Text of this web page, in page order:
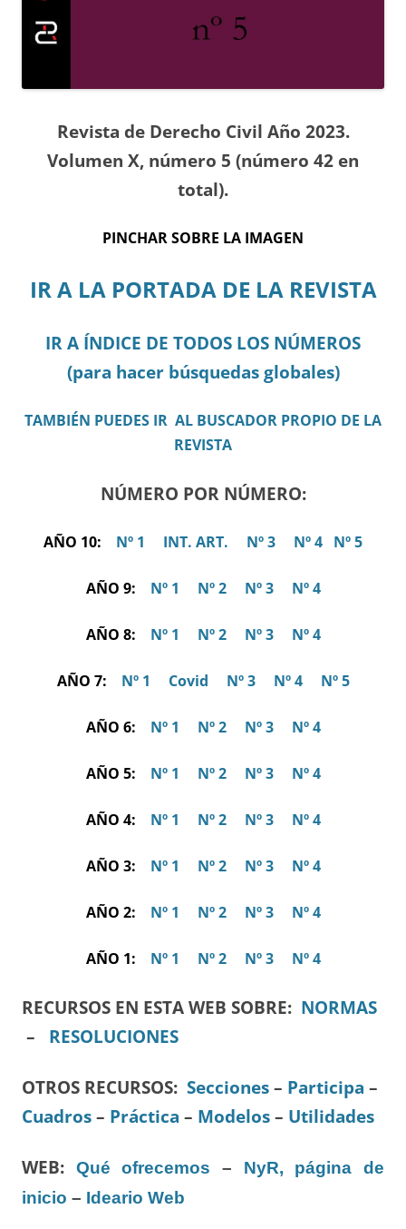
Revista de Derecho Civil Año 2023.
Volumen X, número 5 (número 42 en
total).
PINCHAR SOBRE LA IMAGEN
IR A LA PORTADA DE LA REVISTA
IR A ÍNDICE DE TODOS LOS NÚMEROS
(para hacer búsquedas globales)
TAMBIÉN PUEDES IR AL BUSCADOR PROPIO DE LA
REVISTA
NÚMERO POR NÚMERO:
AÑO 10: Nº 1 INT. ART. Nº 3 Nº 4 Nº 5
AÑO 9: Nº 1 Nº 2 Nº 3 Nº 4
AÑO 8: Nº 1 Nº 2 Nº 3 Nº 4
AÑO 7: Nº 1 Covid Nº 3 Nº 4 Nº 5
AÑO 6: Nº 1 Nº 2 Nº 3 Nº 4
AÑO 5: Nº 1 Nº 2 Nº 3 Nº 4
AÑO 4: Nº 1 Nº 2 Nº 3 Nº 4
AÑO 3: Nº 1 Nº 2 Nº 3 Nº 4
AÑO 2: Nº 1 Nº 2 Nº 3 Nº 4
AÑO 1: Nº 1 Nº 2 Nº 3 Nº 4
RECURSOS EN ESTA WEB SOBRE: NORMAS
– RESOLUCIONES
OTROS RECURSOS: Secciones – Participa –
Cuadros – Práctica – Modelos – Utilidades
WEB: Qué ofrecemos – NyR, página de
inicio – Ideario Web